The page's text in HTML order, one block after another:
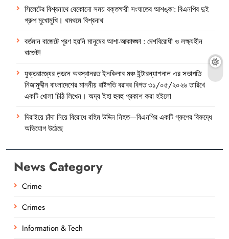
সিলেটের বিশ্বনাথে যেকোনো সময় রক্তক্ষয়ী সংঘাতের আশঙ্কা: বিএনপির দুই
গ্রুপ মুখোমুখি। থমথমে বিশ্বনাথ
বর্তমান বাজেটে পূরণ হয়নি মানুষের আশা-আকাঙ্ক্ষা : দেশবিরোধী ও লক্ষ্যহীন
বাজেট!
যুক্তরাজ্যের লন্ডনে অবস্থানরত ইনকিলাব মঞ্চ ইন্টারন্যাশনাল এর সভাপতি
নিজামুদ্দীন বাংলাদেশের মাননীয় রাষ্টপতি বরাবর বিগত ৩১/০৫/২০২৬ তারিখে
একটি খোলা চিঠি লিখেন। অদ্য ইহা হুবহু প্রকাশ করা হইলো
দিরাইয়ে চাঁদা নিয়ে বিরোধে রহিম উদ্দিন নিহত—বিএনপির একটি গ্রুপের বিরুদ্ধে
অভিযোগ উঠেছে
News Category
Crime
Crimes
Information & Tech